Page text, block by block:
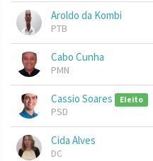
Aroldo da Kombi
PTB
Cabo Cunha
PMN
Cassio Soares Eleito
PSD
Cida Alves
DC